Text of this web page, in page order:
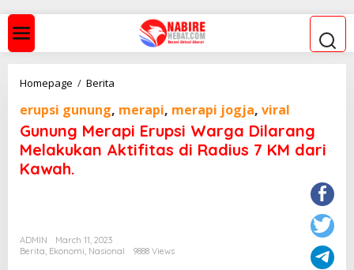
p
Homepage / Berita
n
u
n
g
E
erupsi gunung, merapi, merapi jogja, viral
Gunung Merapi Erupsi Warga Dilarang
Melakukan Aktifitas di Radius 7 KM dari
Kawah.
ADMIN
March 11, 2023
Berita, Ekonomi, Nasional 9888 Views